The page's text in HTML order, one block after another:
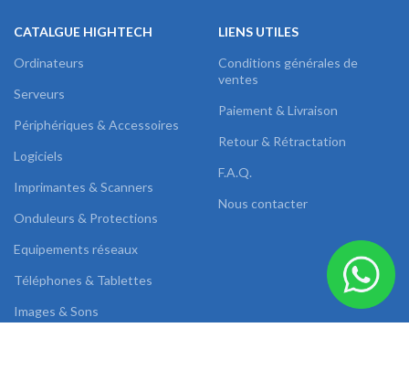
CATALGUE HIGHTECH
Ordinateurs
Serveurs
Périphériques & Accessoires
Logiciels
Imprimantes & Scanners
Onduleurs & Protections
Equipements réseaux
Téléphones & Tablettes
Images & Sons
LIENS UTILES
Conditions générales de
ventes
Paiement & Livraison
Retour & Rétractation
F.A.Q.
Nous contacter